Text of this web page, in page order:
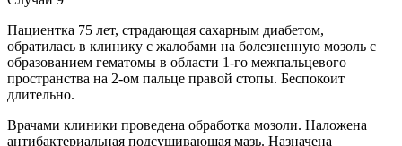
Пациентка 75 лет, страдающая сахарным диабетом,
обратилась в клинику с жалобами на болезненную мозоль с
образованием гематомы в области 1-го межпальцевого
пространства на 2-ом пальце правой стопы. Беспокоит
длительно.
Врачами клиники проведена обработка мозоли. Наложена
антибактериальная подсушивающая мазь. Назначена